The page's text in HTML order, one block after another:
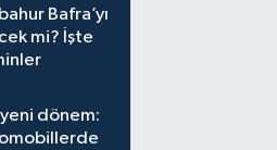
Bafra’yı
mi? İşte
dönem: